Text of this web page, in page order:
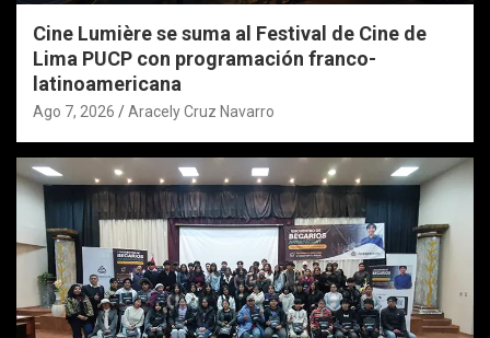
Cine Lumière se suma al Festival de Cine de
Lima PUCP con programación franco-
latinoamericana
Ago 7, 2026 Aracely Cruz Navarro